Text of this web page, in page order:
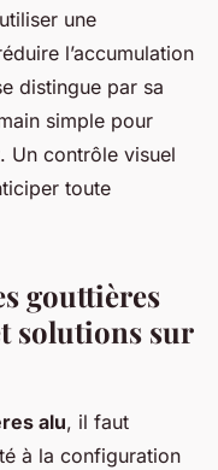
une
l’accumulation
distingue par sa
simple pour
Un contrôle visuel
toute
gouttières
solutions sur
alu, il faut
à la configuration